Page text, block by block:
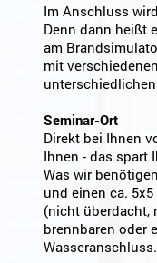
Im Anschluss
Denn dann heißt
am
mit
Seminar-Ort
Direkt bei Ihnen
Ihnen - das spart
Was wir
und einen ca.
(nicht überdacht,
brennbaren oder
Wasseranschluss.